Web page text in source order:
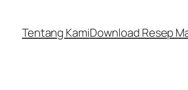
Tentang KamiDownload Resep